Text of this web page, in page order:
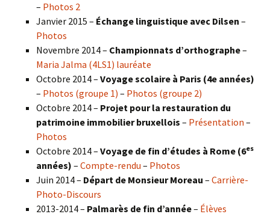
– Photos 2
Janvier 2015 – Échange linguistique avec Dilsen –
Photos
Novembre 2014 – Championnats d’orthographe–
Maria Jalma (4LS1) lauréate
Octobre 2014 – Voyage scolaire à Paris (4e années)
– Photos (groupe 1) – Photos (groupe 2)
Octobre 2014 – Projet pour la restauration du
patrimoine immobilier bruxellois – Présentation –
Photos
Octobre 2014 – Voyage de fin d’études à Rome (6es
années) – Compte-rendu – Photos
Juin 2014 – Départ de Monsieur Moreau – Carrière-
Photo-Discours
2013-2014 – Palmarès de fin d’année– Élèves